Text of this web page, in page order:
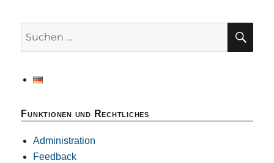
Funktionen und Rechtliches
Administration
Feedback